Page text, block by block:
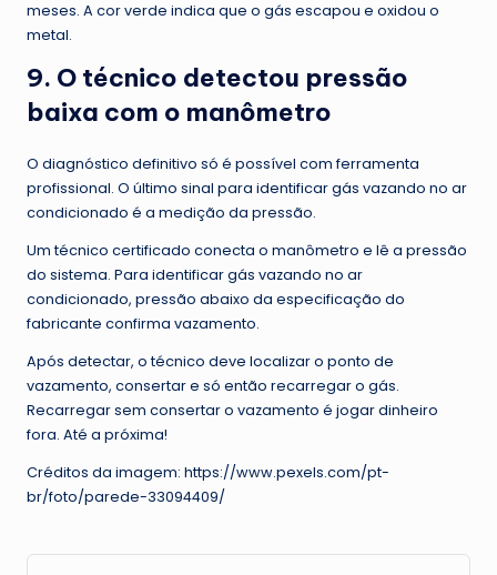
meses. A cor verde indica que o gás escapou e oxidou o
metal.
9. O técnico detectou pressão
baixa com o manômetro
O diagnóstico definitivo só é possível com ferramenta
profissional. O último sinal para identificar gás vazando no ar
condicionado é a medição da pressão.
Um técnico certificado conecta o manômetro e lê a pressão
do sistema. Para identificar gás vazando no ar
condicionado, pressão abaixo da especificação do
fabricante confirma vazamento.
Após detectar, o técnico deve localizar o ponto de
vazamento, consertar e só então recarregar o gás.
Recarregar sem consertar o vazamento é jogar dinheiro
fora. Até a próxima!
Créditos da imagem: https://www.pexels.com/pt-
br/foto/parede-33094409/